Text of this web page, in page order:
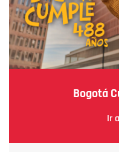
Bogotá
Ir